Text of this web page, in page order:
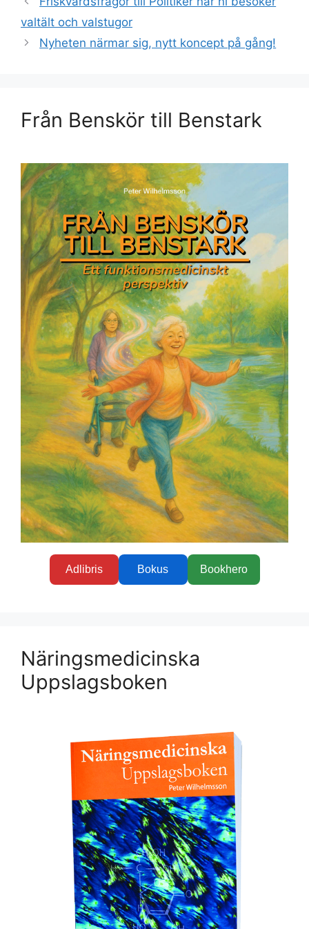
valtält och valstugor
Nyheten närmar sig, nytt koncept på gång!
Från Benskör till Benstark
Adlibris Bokus Bookhero
Näringsmedicinska
Uppslagsboken